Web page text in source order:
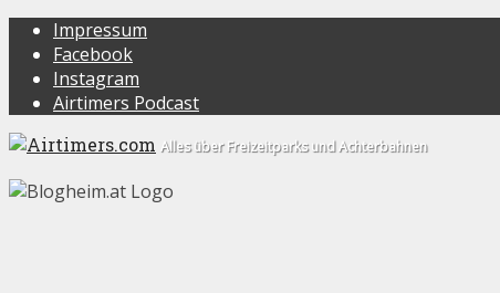
Impressum
Facebook
Instagram
Airtimers Podcast
Alles über Freizeitparks und Achterbahnen